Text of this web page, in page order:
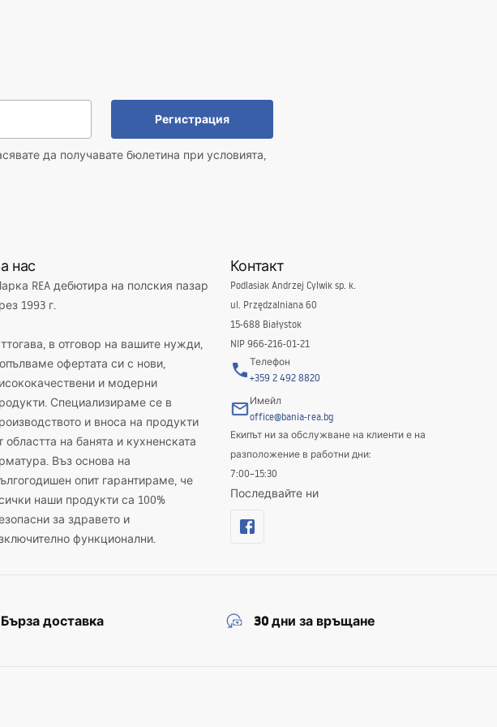
Регистрация
да получавате бюлетина при условията,
нас
REA дебютира на полския пазар
1993 г.
в отговор на вашите нужди,
офертата си с нови,
и модерни
Специализираме се в
и вноса на продукти
областта на банята и кухненската
Въз основа на
опит гарантираме, че
наши продукти са 100%
за здравето и
функционални.
Контакт
Podlasiak Andrzej Cylwik sp. k.
ul. Przędzalniana 60
15-688 Białystok
NIP 966-216-01-21
Телефон
+359 2 492 8820
Имейл
office@bania-rea.bg
Екипът ни за обслужване на клиенти е на
разположение в работни дни:
7:00–15:30
Последвайте ни
Бърза доставка 30 дни за връщане